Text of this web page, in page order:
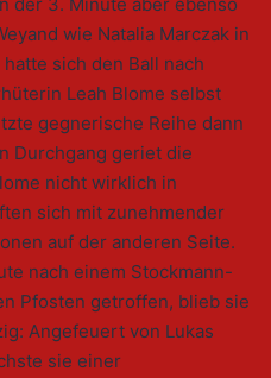
der 3. Minute aber ebenso
wie Natalia Marczak in
sich den Ball nach
Leah Blome selbst
gegnerische Reihe dann
Durchgang geriet die
nicht wirklich in
sich mit zunehmender
auf der anderen Seite.
nach einem Stockmann-
Pfosten getroffen, blieb sie
Angefeuert von Lukas
sie einer